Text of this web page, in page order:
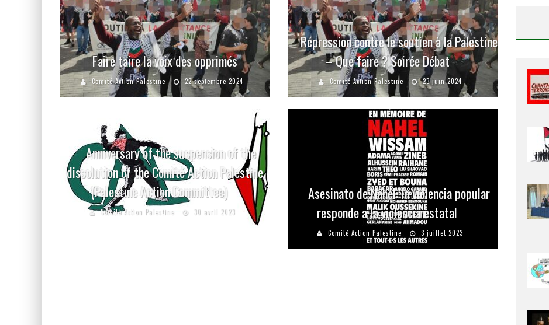
Faire taire la voix des opprimés
Comité Action Palestine 22 septembre 2024
Répression contre le soutien à la Palestine
– Que faire ? Soirée Débat
Comité Action Palestine 23 juin 2024
Anniversary of the suspension of the
dissolution of the Comité Action Palestine
(Palestine Action Committee)
Comité Action Palestine 30 avril 2023
Asesinato de Nahel: la violencia popular
responde a la violencia estatal
Comité Action Palestine 3 juillet 2023